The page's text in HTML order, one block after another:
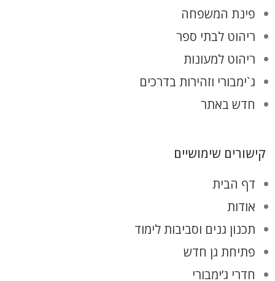
פינת המשפחה
ריהוט לבתי ספר
ריהוט למעונות
ג`ימבורי וזהירות בדרכים
חדש באתר
קישורים שימושיים
דף הבית
אודות
תכנון גנים וסביבות לימוד
פתיחת גן חדש
חדרי ג’ימבורי